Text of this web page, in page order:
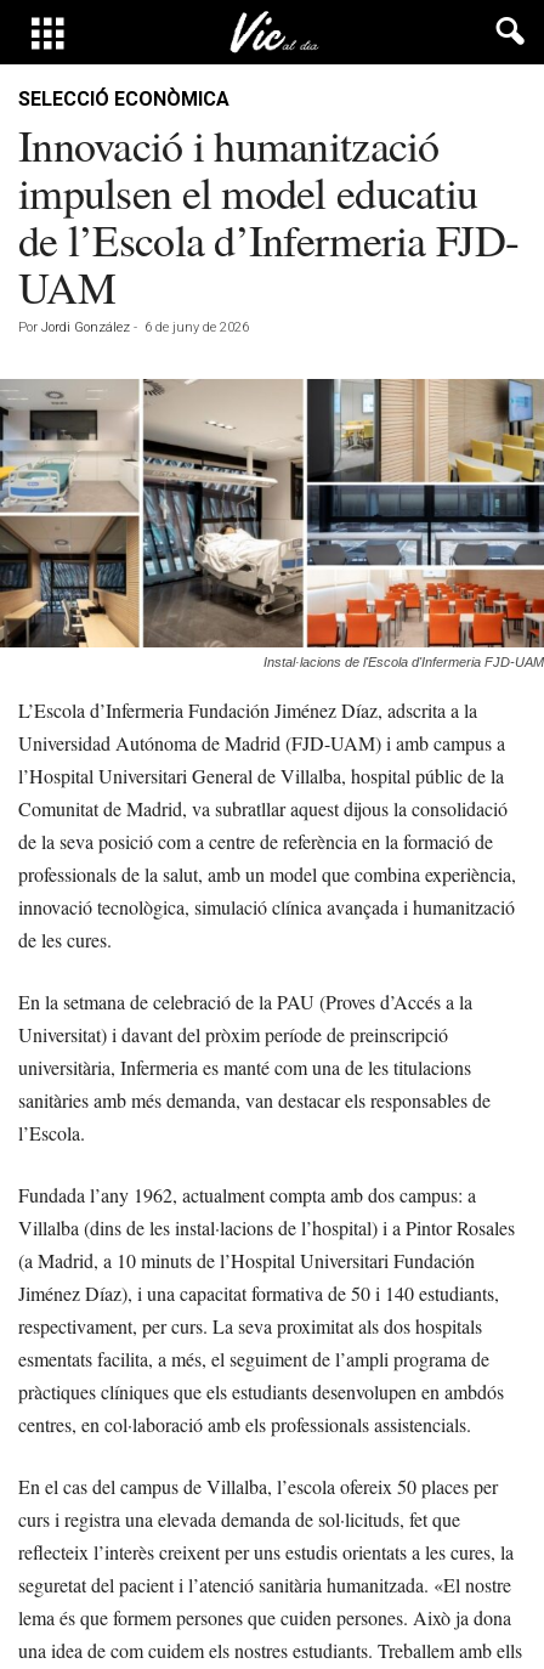
SELECCIÓ ECONÒMICA
Innovació i humanització
impulsen el model educatiu
de l’Escola d’Infermeria FJD-
UAM
Por Jordi González - 6 de juny de 2026
Instal·lacions de l'Escola d'Infermeria FJD-UAM
L’Escola d’Infermeria Fundación Jiménez Díaz, adscrita a la
Universidad Autónoma de Madrid (FJD-UAM) i amb campus a
l’Hospital Universitari General de Villalba, hospital públic de la
Comunitat de Madrid, va subratllar aquest dijous la consolidació
de la seva posició com a centre de referència en la formació de
professionals de la salut, amb un model que combina experiència,
innovació tecnològica, simulació clínica avançada i humanització
de les cures.
En la setmana de celebració de la PAU (Proves d’Accés a la
Universitat) i davant del pròxim període de preinscripció
universitària, Infermeria es manté com una de les titulacions
sanitàries amb més demanda, van destacar els responsables de
l’Escola.
Fundada l’any 1962, actualment compta amb dos campus: a
Villalba (dins de les instal·lacions de l’hospital) i a Pintor Rosales
(a Madrid, a 10 minuts de l’Hospital Universitari Fundación
Jiménez Díaz), i una capacitat formativa de 50 i 140 estudiants,
respectivament, per curs. La seva proximitat als dos hospitals
esmentats facilita, a més, el seguiment de l’ampli programa de
pràctiques clíniques que els estudiants desenvolupen en ambdós
centres, en col·laboració amb els professionals assistencials.
En el cas del campus de Villalba, l’escola ofereix 50 places per
curs i registra una elevada demanda de sol·licituds, fet que
reflecteix l’interès creixent per uns estudis orientats a les cures, la
seguretat del pacient i l’atenció sanitària humanitzada. «El nostre
lema és que formem persones que cuiden persones. Això ja dona
una idea de com cuidem els nostres estudiants. Treballem amb ells